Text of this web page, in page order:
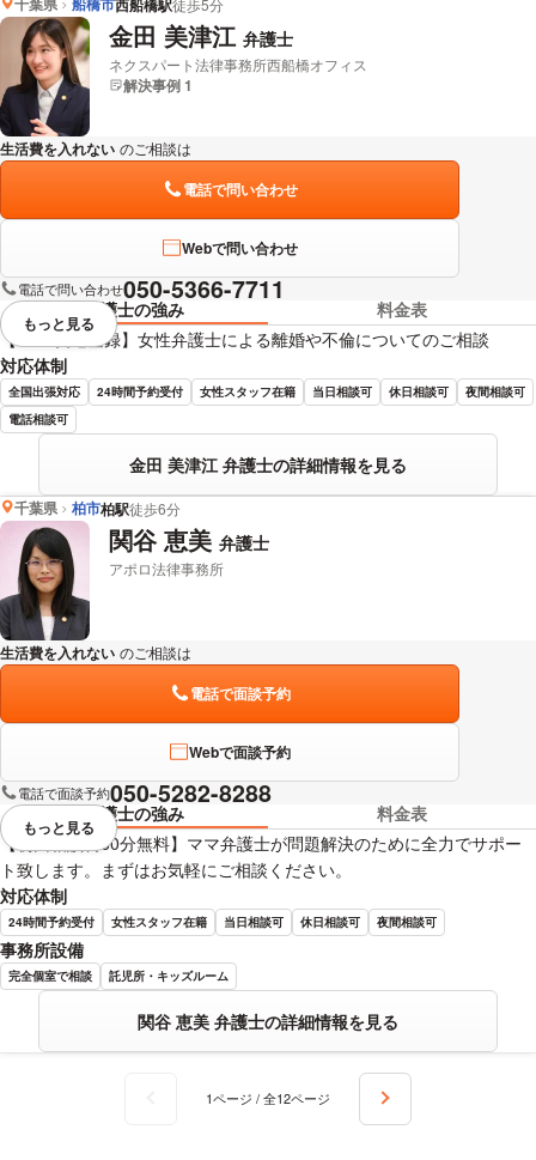
髙橋 裕樹 弁護士の詳細情報を見る
西船橋駅
金田 美津江 弁護士
ネクスパート法律事務所西船橋オフィス
解決事例 1
生活費を入れない のご相談は
電話で問い合わせ
Webで問い合わせ
電話で問い合わせ050-5366-7711
弁護士の強み
料金表
【LINE友達登録】女性弁護士による離婚や不倫についてのご相談
対応体制
全国出張対応 24時間予約受付 女性スタッフ在籍 当日相談可 休日相談可
夜間相談可
電話相談可
金田 美津江 弁護士の詳細情報を見る
視覚的に省略されている要素を
もっと見る
千葉県 柏市柏駅徒歩6分
関谷 恵美 弁護士
アポロ法律事務所
生活費を入れない のご相談は
電話で面談予約
Webで面談予約
電話で面談予約050-5282-8288
弁護士の強み
料金表
【初回相談料60分無料】ママ弁護士が問題解決のために全力でサポー
ト致します。まずはお気軽にご相談ください。
対応体制
24時間予約受付 女性スタッフ在籍 当日相談可 休日相談可 夜間相談可
事務所設備
完全個室で相談 託児所・キッズルーム
関谷 恵美 弁護士の詳細情報を見る
視覚的に省略されている要素を
もっと見る
1ページ / 全12ページ